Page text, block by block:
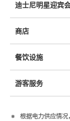
迪士尼明星迎宾
商店
餐饮设施
游客服务
根据电力供应情